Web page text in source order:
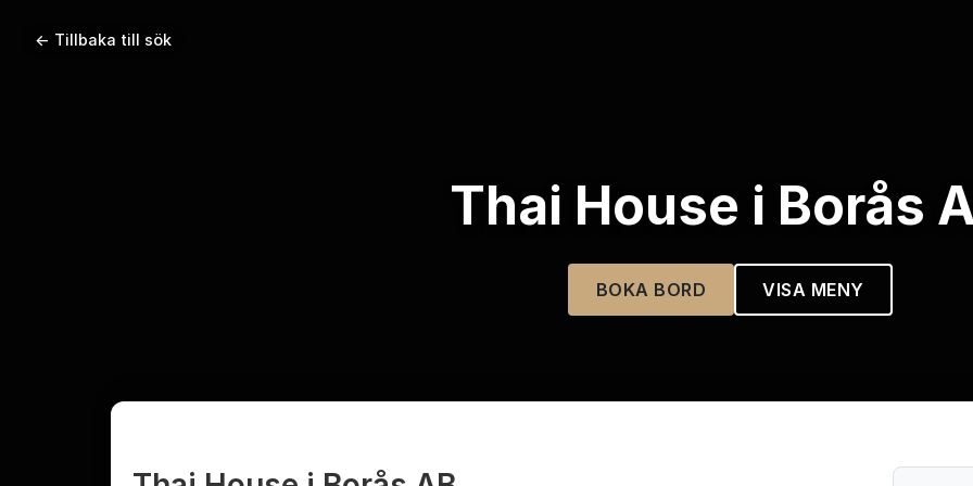
← Tillbaka till sök
Thai House i Borås
BOKA BORD VISA MENY